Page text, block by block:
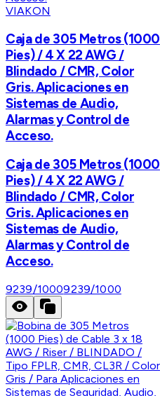
VIAKON
Caja de 305 Metros (1000
Pies) / 4 X 22 AWG /
Blindado / CMR, Color
Gris. Aplicaciones en
Sistemas de Audio,
Alarmas y Control de
Acceso.
Caja de 305 Metros (1000
Pies) / 4 X 22 AWG /
Blindado / CMR, Color
Gris. Aplicaciones en
Sistemas de Audio,
Alarmas y Control de
Acceso.
9239/10009239/1000